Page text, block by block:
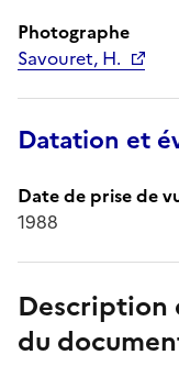
Photographe
Savouret, H.
Datation et
Date de prise de
1988
Description
du